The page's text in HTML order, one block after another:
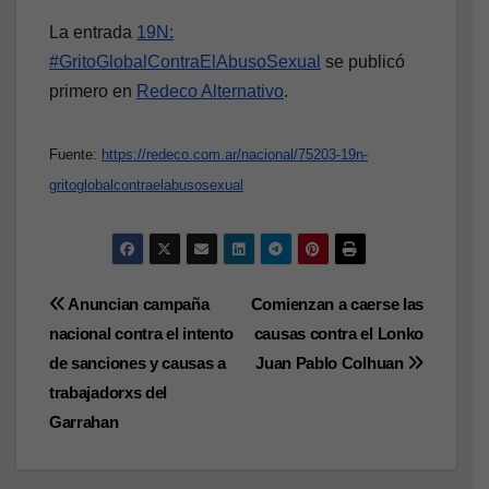
La entrada 19N:
#GritoGlobalContraElAbusoSexual se publicó
primero en Redeco Alternativo.
Fuente: https://redeco.com.ar/nacional/75203-19n-
gritoglobalcontraelabusosexual
Navegación
de
entradas
Comienzan a caerse las
causas contra el Lonko
Juan Pablo Colhuan
Anuncian campaña
nacional contra el intento
de sanciones y causas a
trabajadorxs del
Garrahan